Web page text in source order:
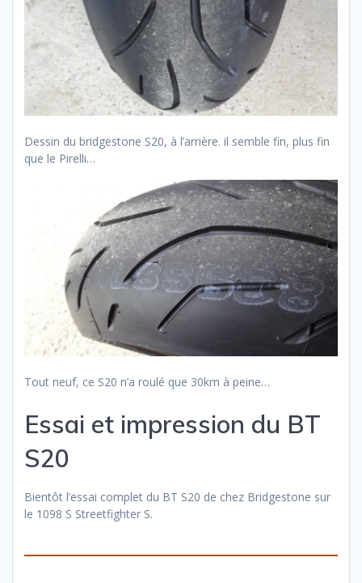
Dessin du bridgestone S20, à l’arrière. il semble fin, plus fin
que le Pirelli…
Tout neuf, ce S20 n’a roulé que 30km à peine…
Essai et impression du BT
S20
Bientôt l’essai complet du BT S20 de chez Bridgestone sur
le 1098 S Streetfighter S.